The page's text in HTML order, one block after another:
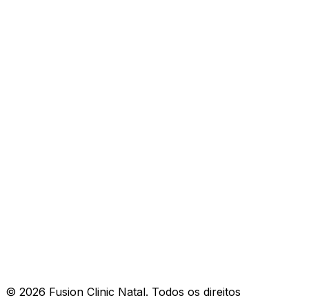
Cookies
© 2026 Fusion Clinic Natal. Todos os direitos